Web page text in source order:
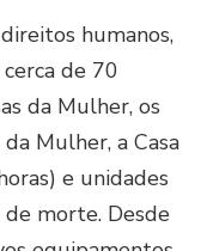
humanos,
de 70
da Mulher, os
Mulher, a Casa
e unidades
morte. Desde